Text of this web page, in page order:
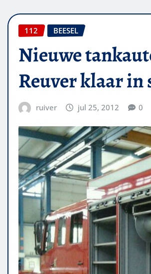
112 BEESEL
Nieuwe
Reuver klaar in
ruiver jul 25, 2012 0